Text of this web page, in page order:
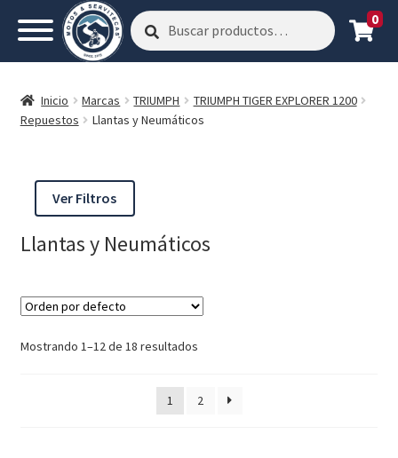
Buscar
por:
Buscar 0
Inicio Marcas TRIUMPH
TRIUMPH TIGER EXPLORER 1200
Repuestos
Llantas y Neumáticos
Ver Filtros
Llantas y Neumáticos
Mostrando 1–12 de 18 resultados
1 2